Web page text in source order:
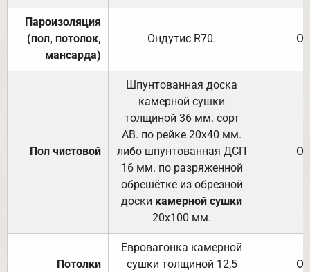
Пароизоляция
(пол, потолок,
мансарда)
Ондутис R70.
Пол чистовой
Шпунтованная доска
камерной сушки
толщиной 36 мм. сорт
АВ. по рейке 20х40 мм.
либо шпунтованная ДСП
16 мм. по разряженной
обрешётке из обрезной
доски камерной сушки
20х100 мм.
Потолки
Евровагонка камерной
сушки толщиной 12,5